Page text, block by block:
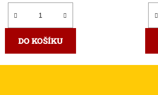
DO KOŠÍKU